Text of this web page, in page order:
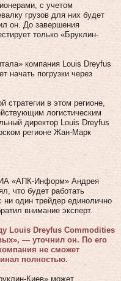
с учетом
грузов для них будет
он. До завершения
только «Бруклин-
компания Louis Dreyfus
начать погрузки через
стратегии в этом регионе,
логистическим
директор Louis Dreyfus
регионе Жан-Марк
ИА «АПК-Информ» Андрея
что будет работать
один трейдер единолично
внимание эксперт.
Louis Dreyfus Commodities
— уточнил он. По его
не сможет
полностью.
Киев» может